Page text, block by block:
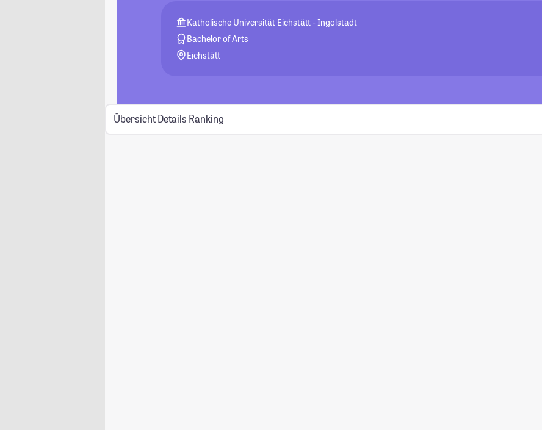
Katholische Universität Eichstätt - Ingolstadt
Bachelor of Arts
Eichstätt
Übersicht Details Ranking